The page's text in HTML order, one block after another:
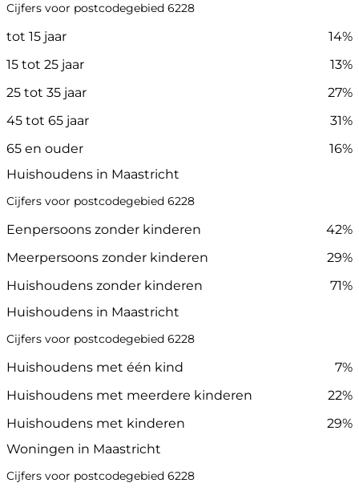
Cijfers voor postcodegebied 6228
tot 15 jaar
14%
15 tot 25 jaar
13%
25 tot 35 jaar
27%
45 tot 65 jaar
31%
65 en ouder
16%
Huishoudens in Maastricht
Cijfers voor postcodegebied 6228
Eenpersoons zonder kinderen
42%
Meerpersoons zonder kinderen
29%
Huishoudens zonder kinderen
71%
Huishoudens in Maastricht
Cijfers voor postcodegebied 6228
Huishoudens met één kind
7%
Huishoudens met meerdere kinderen
22%
Huishoudens met kinderen
29%
Woningen in Maastricht
Cijfers voor postcodegebied 6228